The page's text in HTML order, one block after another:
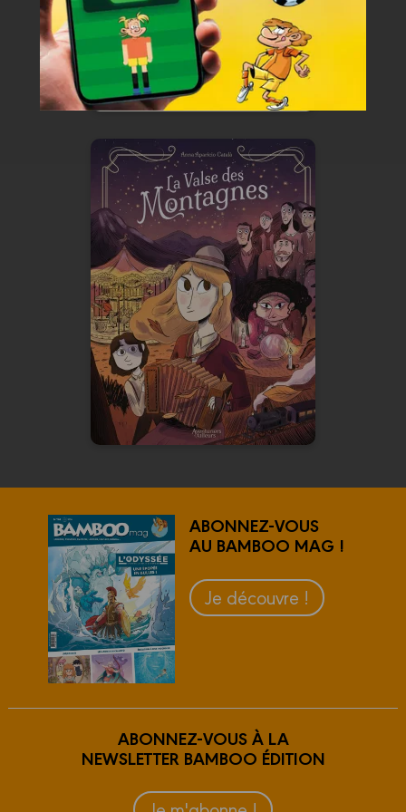
En voir +
La Valse des
montagnes
Date de parution :
20/08/2025
Se rappeler pourquoi on fait les
choses et pourquoi on les aime.
En voir +
ABONNEZ-VOUS
AU BAMBOO MAG !
Je découvre !
ABONNEZ-VOUS À LA
NEWSLETTER BAMBOO ÉDITION